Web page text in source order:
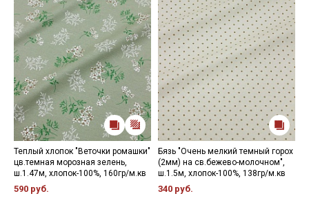
Теплый хлопок "Веточки ромашки"
цв.темная морозная зелень,
ш.1.47м, хлопок-100%, 160гр/м.кв
590 руб.
Бязь "Очень мелкий темный горох
(2мм) на св.бежево-молочном",
ш.1.5м, хлопок-100%, 138гр/м.кв
340 руб.